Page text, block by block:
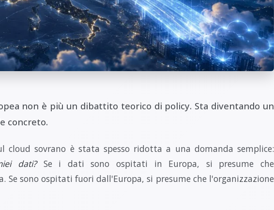
non è più un dibattito teorico di policy. Sta diventando un
concreto.
cloud sovrano è stata spesso ridotta a una domanda semplice:
dati?Se i dati sono ospitati in Europa, si presume che
Se sono ospitati fuori dall'Europa, si presume che l'organizzazione